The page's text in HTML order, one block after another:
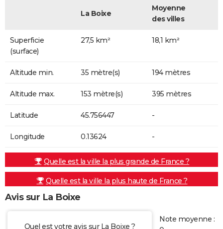
La Boixe
Moyenne
des villes
Superficie
(surface)
27,5 km² 18,1 km²
Altitude min. 35 mètre(s) 194 mètres
Altitude max. 153 mètre(s) 395 mètres
Latitude 45.756447 -
Longitude 0.13624 -
Quelle est la ville la plus grande de France ?
Quelle est la ville la plus haute de France ?
Avis sur La Boixe
Quel est votre avis sur La Boixe ?
Note moyenne :